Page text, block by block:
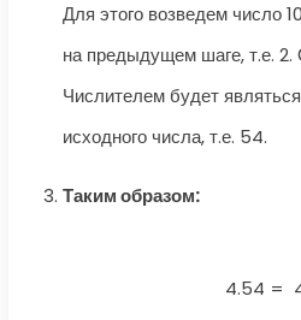
Для этого возведем число
на предыдущем шаге, т.е. 2.
Числителем будет
исходного числа, т.е. 54.
Таким образом:
4.54 =